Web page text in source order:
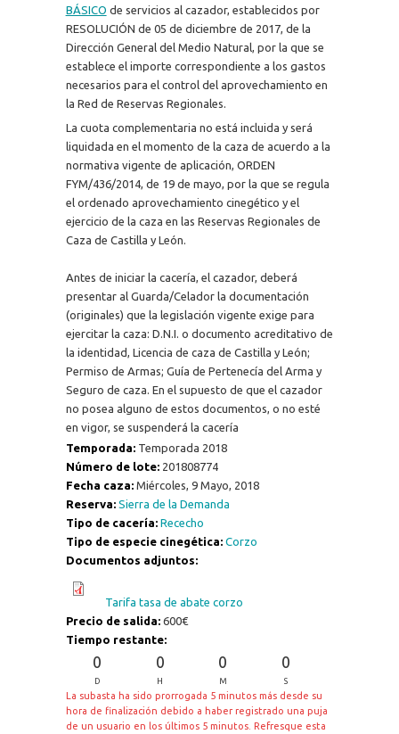
BÁSICO de servicios al cazador, establecidos por
RESOLUCIÓN de 05 de diciembre de 2017, de la
Dirección General del Medio Natural, por la que se
establece el importe correspondiente a los gastos
necesarios para el control del aprovechamiento en
la Red de Reservas Regionales.
La cuota complementaria no está incluida y será
liquidada en el momento de la caza de acuerdo a la
normativa vigente de aplicación, ORDEN
FYM/436/2014, de 19 de mayo, por la que se regula
el ordenado aprovechamiento cinegético y el
ejercicio de la caza en las Reservas Regionales de
Caza de Castilla y León.
Antes de iniciar la cacería, el cazador, deberá
presentar al Guarda/Celador la documentación
(originales) que la legislación vigente exige para
ejercitar la caza: D.N.I. o documento acreditativo de
la identidad, Licencia de caza de Castilla y León;
Permiso de Armas; Guía de Pertenecía del Arma y
Seguro de caza. En el supuesto de que el cazador
no posea alguno de estos documentos, o no esté
en vigor, se suspenderá la cacería
Temporada: Temporada 2018
Número de lote: 201808774
Fecha caza: Miércoles, 9 Mayo, 2018
Reserva: Sierra de la Demanda
Tipo de cacería: Rececho
Tipo de especie cinegética: Corzo
Documentos adjuntos:
Tarifa tasa de abate corzo
Precio de salida: 600€
Tiempo restante:
0
D
0
H
0
M
0
S
La subasta ha sido prorrogada 5 minutos más desde su
hora de finalización debido a haber registrado una puja
de un usuario en los últimos 5 minutos. Refresque esta